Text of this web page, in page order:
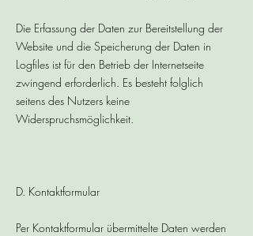
Die Erfassung der Daten zur Bereitstellung der
Website und die Speicherung der Daten in
Logfiles ist für den Betrieb der Internetseite
zwingend erforderlich. Es besteht folglich
seitens des Nutzers keine
Widerspruchsmöglichkeit.
D. Kontaktformular
Per Kontaktformular übermittelte Daten werden